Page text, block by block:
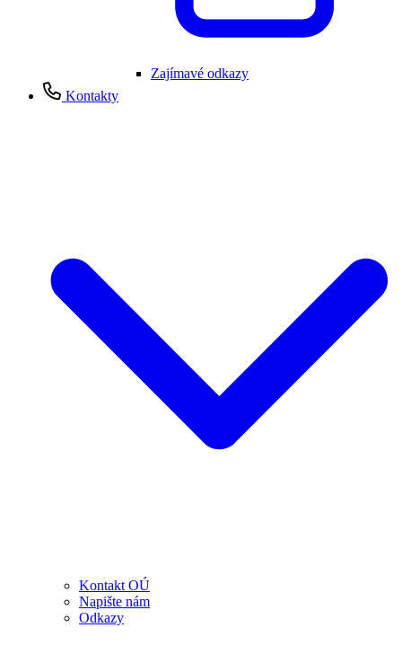
Zajímavé odkazy
Kontakty
Kontakt OÚ
Napište nám
Odkazy